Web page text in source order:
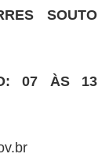
SOUTO
07 ÀS 13